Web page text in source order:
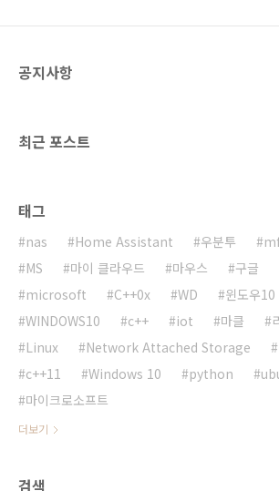
로도 실행이 가능합니다. 좌측의 Packages를 선
공지사항
최근 포스트
태그
nas Home Assistant 우분투
MS
마이 클라우드 마우스 구글
microsoft
C++0x WD 윈도우10
WINDOWS10
c++ iot 마클
Linux
Network Attached Storage
c++11
Windows 10 python
마이크로소프트
더보기
검색